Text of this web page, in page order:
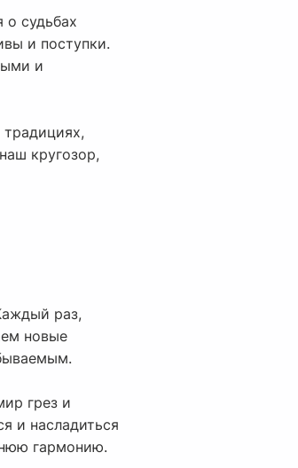
о судьбах
и поступки.
и
кругозор,
раз,
новые
грез и
и насладиться
гармонию.